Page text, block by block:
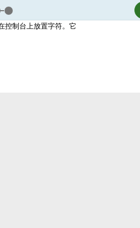
控制台上放置字符。它